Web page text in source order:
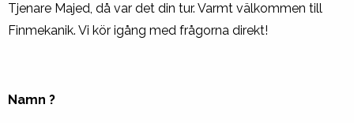
Tjenare Majed, då var det din tur. Varmt välkommen till
Finmekanik. Vi kör igång med frågorna direkt!
Namn ?